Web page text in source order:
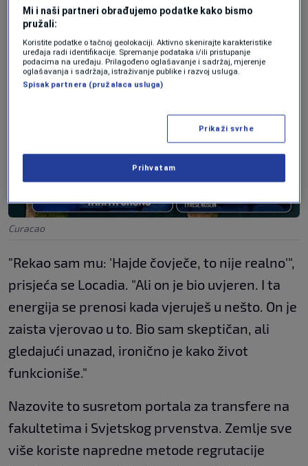
u ideju o kvalifikacijama za Svjetsko prvenstvo
2026. godine.
Curacao
"Rekao sam mu: 'Hajde čovječe, to nije realno'",
prisjeća se Locadia. "Ali on je bio uvjeren. I ta
energija se prenosi kada vjeruješ u nešto. On je
zaista vjerovao u to. Bio sam skeptičan, ali
gledajući unazad, ironično je kako život
funkcioniše."
Nazovite to susretom portala za transfere na
fakultetima i Svjetskog prvenstva. Zemlje sve
više koriste napredne metode regrutacije
Mi i naši partneri obrađujemo podatke kako bismo
pružali:
Koristite podatke o tačnoj geolokaciji. Aktivno skenirajte karakteristike
uređaja radi identifikacije. Spremanje podataka i/ili pristupanje
podacima na uređaju. Prilagođeno oglašavanje i sadržaj, mjerenje
oglašavanja i sadržaja, istraživanje publike i razvoj usluga.
Spisak partnera (pružalaca usluga)
Prikaži svrhe
Prihvatam